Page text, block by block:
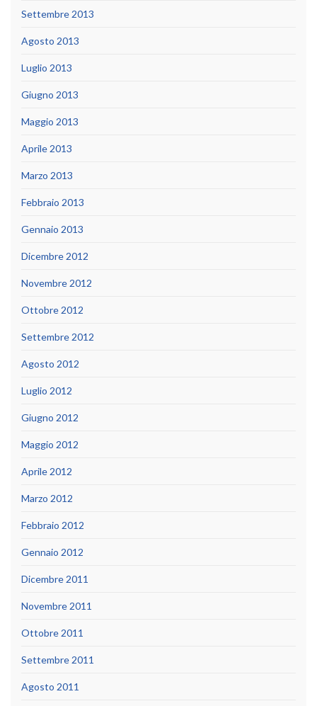
Settembre 2013
Agosto 2013
Luglio 2013
Giugno 2013
Maggio 2013
Aprile 2013
Marzo 2013
Febbraio 2013
Gennaio 2013
Dicembre 2012
Novembre 2012
Ottobre 2012
Settembre 2012
Agosto 2012
Luglio 2012
Giugno 2012
Maggio 2012
Aprile 2012
Marzo 2012
Febbraio 2012
Gennaio 2012
Dicembre 2011
Novembre 2011
Ottobre 2011
Settembre 2011
Agosto 2011